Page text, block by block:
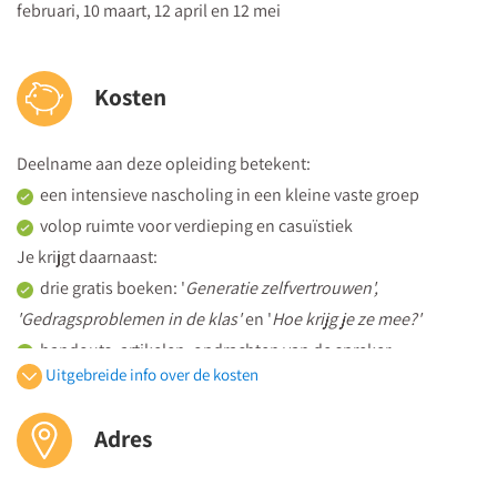
nodig?
Werkmiddag - intervisie met de incidentmethode
Gedrag sturen deel 1
Simon Klein, Onderwijsadviseur Klasse(n)kanjers en
DocentTalent
Karen Oosterink,
Analyseer jouw communicatie met je leerlingen of
studenten met de "Roos van Leary"
boodschap en metacommunicatie - hoe communiceer je
effectief met jongeren?
Werkmiddag - oefenen met echte jongeren.
februari, 10 maart, 12 april en 12 mei
Kosten
Deelname aan deze opleiding betekent:
een intensieve nascholing in een kleine vaste groep
volop ruimte voor verdieping en casuïstiek
Je krijgt daarnaast:
drie gratis boeken: 'Generatie zelfvertrouwen',
'Gedragsproblemen in de klas'en 'Hoe krijg je ze mee?'
handouts, artikelen, opdrachten van de spreker
een persoonlijk certificaat van deelname
de hele dag koffie, thee en versnaperingen plús een
uitgebreide lunch
Uitgebreide info over de kosten
Adres